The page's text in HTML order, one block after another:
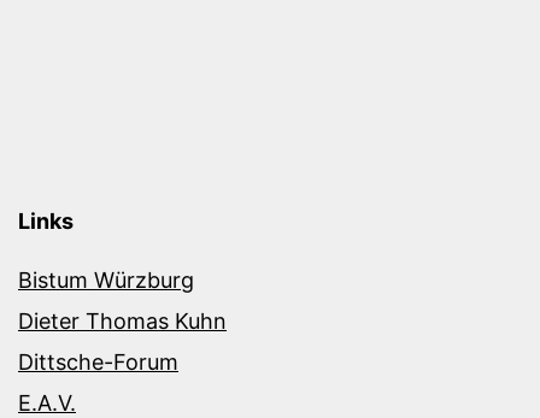
Links
Bistum Würzburg
Dieter Thomas Kuhn
Dittsche-Forum
E.A.V.